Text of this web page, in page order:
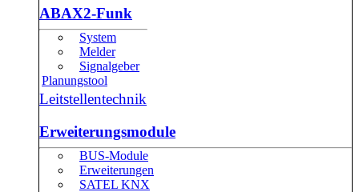
ABAX2-Funk
System
Melder
Signalgeber
Planungstool
Leitstellentechnik
Erweiterungsmodule
BUS-Module
Erweiterungen
SATEL KNX